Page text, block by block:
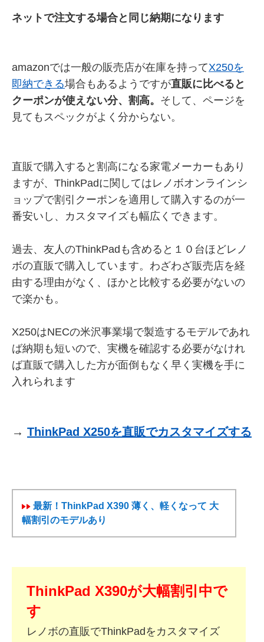
ネットで注文する場合と同じ納期になります
amazonでは一般の販売店が在庫を持ってX250を
即納できる場合もあるようですが直販に比べると
クーポンが使えない分、割高。 そして、ページを
見てもスペックがよく分からない。
直販で購入すると割高になる家電メーカーもあり
ますが、ThinkPadに関してはレノボオンラインシ
ョップで割引クーポンを適用して購入するのが一
番安いし、カスタマイズも幅広くできます。
過去、友人のThinkPadも含めると１０台ほどレノ
ボの直販で購入しています。わざわざ販売店を経
由する理由がなく、ほかと比較する必要がないの
で楽かも。
X250はNECの米沢事業場で製造するモデルであれ
ば納期も短いので、実機を確認する必要がなけれ
ば直販で購入した方が面倒もなく早く実機を手に
入れられます
→ ThinkPad X250を直販でカスタマイズする
最新！ThinkPad X390 薄く、軽くなって 大
幅割引のモデルあり
ThinkPad X390が大幅割引中で
す
レノボの直販でThinkPadをカスタマイズ